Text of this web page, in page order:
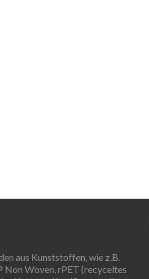
aus Kunststoffen, wie z.B.
Non Woven, rPET (recyceltes